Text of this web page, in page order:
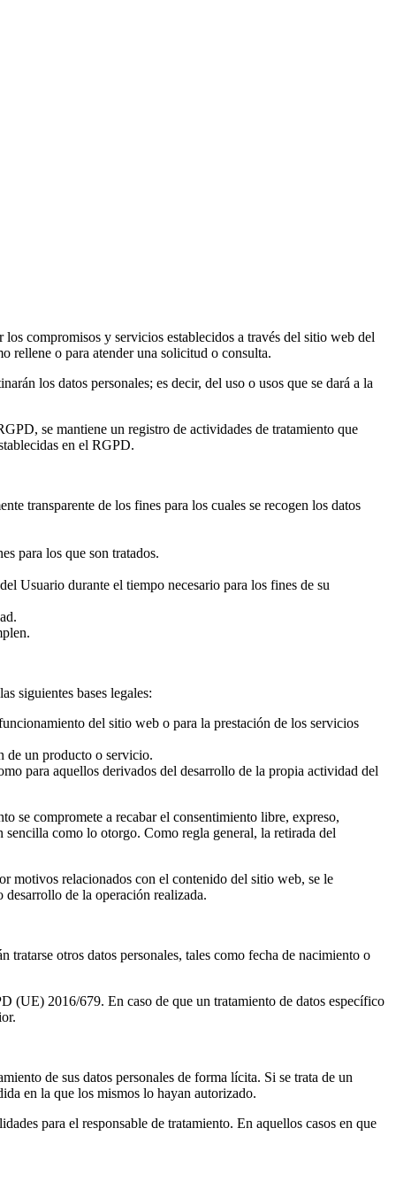
compromisos y servicios establecidos a través del sitio web del
rellene o para atender una solicitud o consulta.
los datos personales; es decir, del uso o usos que se dará a la
se mantiene un registro de actividades de tratamiento que
en el RGPD.
transparente de los fines para los cuales se recogen los datos
para los que son tratados.
Usuario durante el tiempo necesario para los fines de su
siguientes bases legales:
del sitio web o para la prestación de los servicios
de un producto o servicio.
para aquellos derivados del desarrollo de la propia actividad del
se compromete a recabar el consentimiento libre, expreso,
como lo otorgo. Como regla general, la retirada del
motivos relacionados con el contenido del sitio web, se le
de la operación realizada.
otros datos personales, tales como fecha de nacimiento o
(UE) 2016/679. En caso de que un tratamiento de datos específico
de sus datos personales de forma lícita. Si se trata de un
en la que los mismos lo hayan autorizado.
para el responsable de tratamiento. En aquellos casos en que